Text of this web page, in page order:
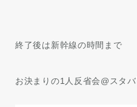
終了後は新幹線の時間まで
お決まりの1人反省会@スタバ